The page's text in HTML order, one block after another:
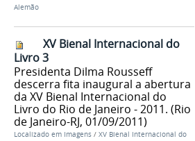
Alemão
XV Bienal Internacional do
Livro 3
Presidenta Dilma Rousseff
descerra fita inaugural a abertura
da XV Bienal Internacional do
Livro do Rio de Janeiro - 2011. (Rio
de Janeiro-RJ, 01/09/2011)
Localizado em Imagens / XV Bienal Internacional do